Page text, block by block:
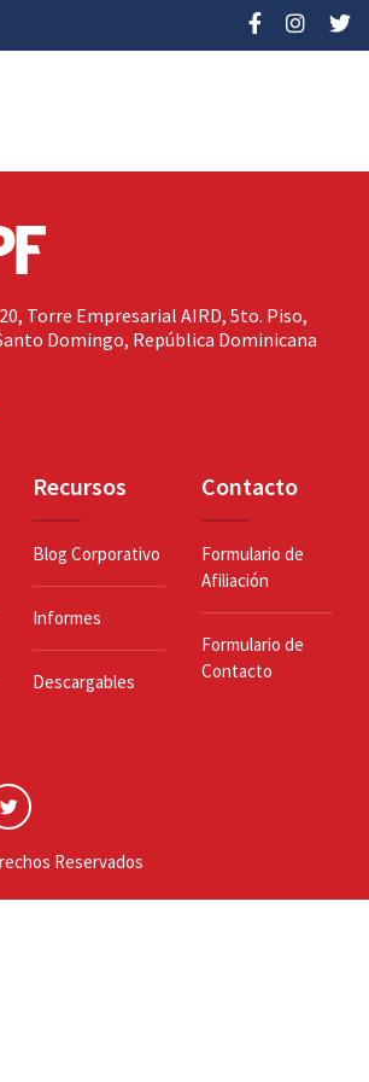
Torre Empresarial AIRD, 5to. Piso,
Domingo, República Dominicana
Recursos
Blog Corporativo
Informes
Descargables
Contacto
Formulario de
Afiliación
Formulario de
Contacto
Reservados